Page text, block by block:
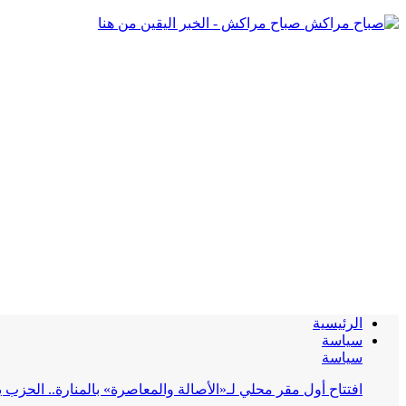
صباح مراكش - الخبر اليقين من هنا
الرئيسية
سياسة
سياسة
افتتاح أول مقر محلي لـ«الأصالة والمعاصرة» بالمنارة..